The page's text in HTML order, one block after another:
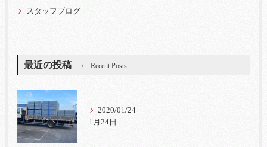
スタッフブログ
最近の投稿 Recent Posts
2020/01/24
1月24日